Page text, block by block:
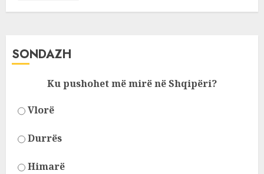
SONDAZH
Ku pushohet më mirë në Shqipëri?
Vlorë
Durrës
Himarë